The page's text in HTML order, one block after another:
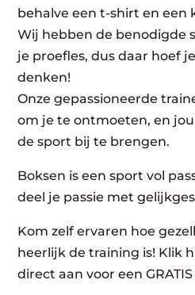
behalve een t-shirt en een
Wij hebben de benodigde
je proefles, dus daar hoef
denken!
Onze gepassioneerde
om je te ontmoeten, en
de sport bij te brengen.
Boksen is een sport vol
deel je passie met
Kom zelf ervaren hoe
heerlijk de training is! Klik
direct aan voor een